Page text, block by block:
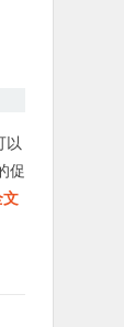
以
促
文